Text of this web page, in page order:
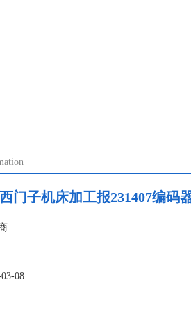
西门子机床加工报231407编码
08